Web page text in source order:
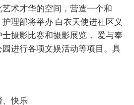
术才华的空间，营造一个和
理部将举办 白衣天使进社区义
摄影比赛和摄影展览， 爱与奉
进行各项文娱活动等项目。具
、快乐